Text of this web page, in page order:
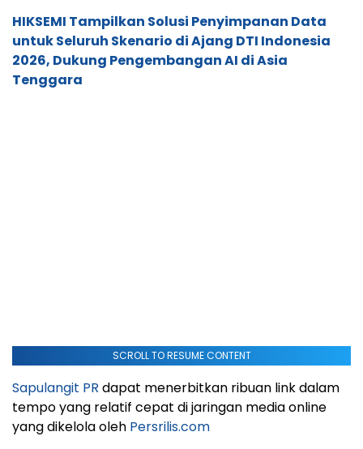
HIKSEMI Tampilkan Solusi Penyimpanan Data
untuk Seluruh Skenario di Ajang DTI Indonesia
2026, Dukung Pengembangan AI di Asia
Tenggara
SCROLL TO RESUME CONTENT
Sapulangit PR dapat menerbitkan ribuan link dalam
tempo yang relatif cepat di jaringan media online
yang dikelola oleh Persrilis.com